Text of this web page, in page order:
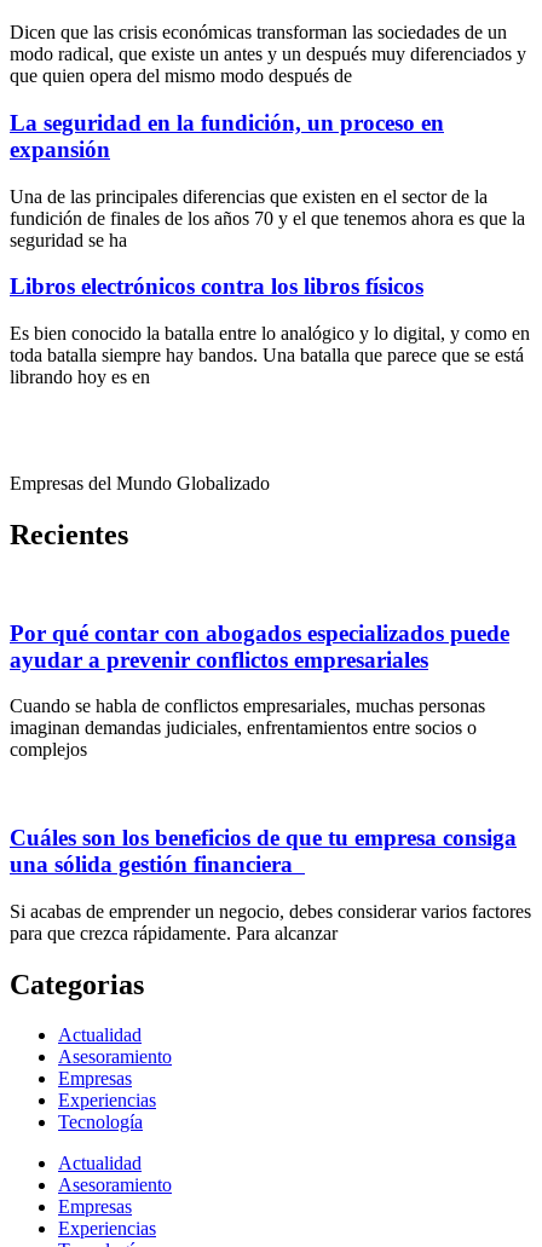
Dicen que las crisis económicas transforman las sociedades de un
modo radical, que existe un antes y un después muy diferenciados y
que quien opera del mismo modo después de
La seguridad en la fundición, un proceso en
expansión
Una de las principales diferencias que existen en el sector de la
fundición de finales de los años 70 y el que tenemos ahora es que la
seguridad se ha
Libros electrónicos contra los libros físicos
Es bien conocido la batalla entre lo analógico y lo digital, y como en
toda batalla siempre hay bandos. Una batalla que parece que se está
librando hoy es en
Empresas del Mundo Globalizado
Recientes
Por qué contar con abogados especializados puede
ayudar a prevenir conflictos empresariales
Cuando se habla de conflictos empresariales, muchas personas
imaginan demandas judiciales, enfrentamientos entre socios o
complejos
Cuáles son los beneficios de que tu empresa consiga
una sólida gestión financiera
Si acabas de emprender un negocio, debes considerar varios factores
para que crezca rápidamente. Para alcanzar
Categorias
Actualidad
Asesoramiento
Empresas
Experiencias
Tecnología
Actualidad
Asesoramiento
Empresas
Experiencias